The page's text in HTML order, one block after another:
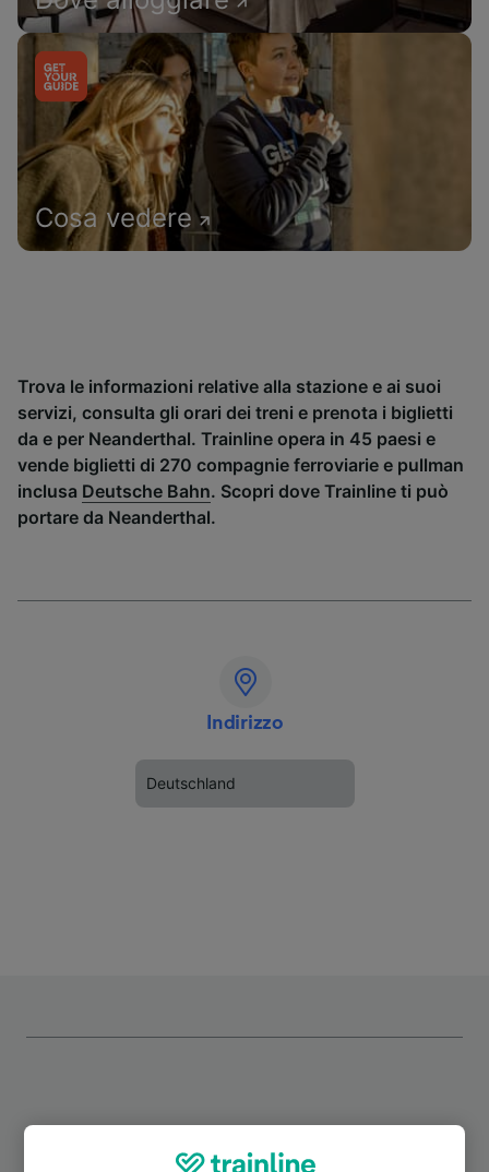
Cosa vedere
Trova le informazioni relative alla stazione e ai suoi
servizi, consulta gli orari dei treni e prenota i biglietti
da e per Neanderthal. Trainline opera in 45 paesi e
vende biglietti di 270 compagnie ferroviarie e pullman
inclusa Deutsche Bahn. Scopri dove Trainline ti può
portare da Neanderthal.
Indirizzo
Deutschland